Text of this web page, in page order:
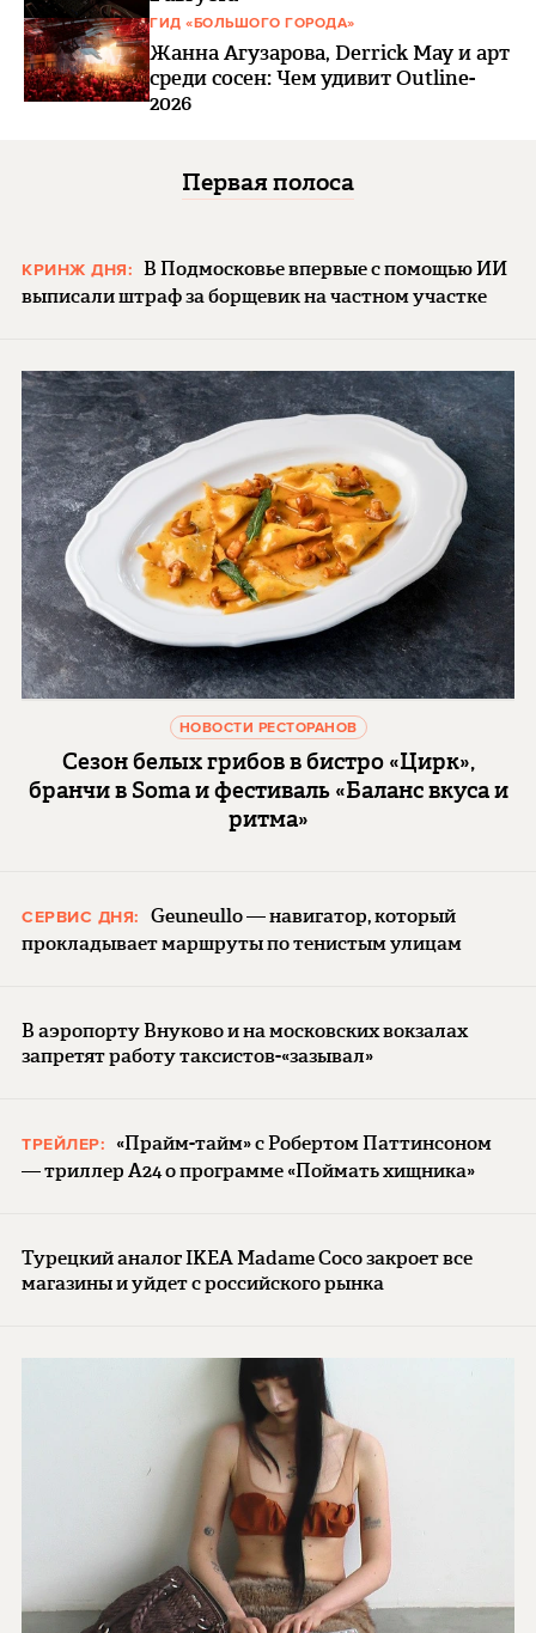
ГИД «БОЛЬШОГО ГОРОДА»
Жанна Агузарова, Derrick May и арт
среди сосен: Чем удивит Outline-
2026
Первая полоса
КРИНЖ ДНЯ: В Подмосковье впервые с помощью ИИ
выписали штраф за борщевик на частном участке
НОВОСТИ РЕСТОРАНОВ
Сезон белых грибов в бистро «Цирк»,
бранчи в Soma и фестиваль «Баланс вкуса и
ритма»
СЕРВИС ДНЯ:
Geuneullo — навигатор, который
прокладывает маршруты по тенистым улицам
В аэропорту Внуково и на московских вокзалах
запретят работу таксистов-«зазывал»
ТРЕЙЛЕР:
«Прайм-тайм» с Робертом Паттинсоном
— триллер A24 о программе «Поймать хищника»
Турецкий аналог IKEA Madame Coco закроет все
магазины и уйдет с российского рынка